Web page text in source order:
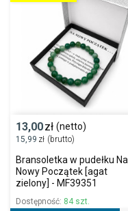
13,00zł (netto)
15,99 zł (brutto)
Bransoletka w pudełku Na
Nowy Początek [agat
zielony] - MF39351
Dostępność: 84 szt.